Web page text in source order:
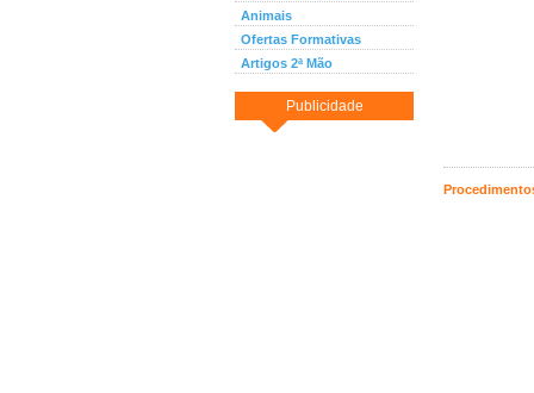
Animais
Ofertas Formativas
Artigos 2ª Mão
Publicidade